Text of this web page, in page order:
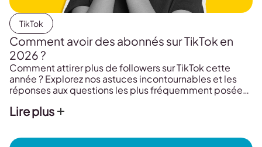
TikTok
Comment avoir des abonnés sur TikTok en
2026 ?
Comment attirer plus de followers sur TikTok cette
année ? Explorez nos astuces incontournables et les
réponses aux questions les plus fréquemment posées.
Lire plus